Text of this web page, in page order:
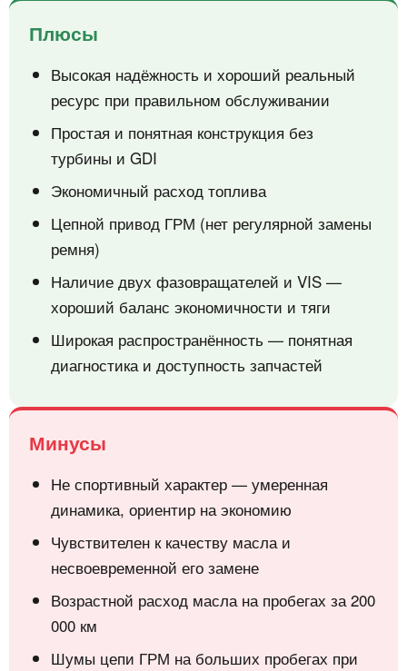
Плюсы
Высокая надёжность и хороший реальный
ресурс при правильном обслуживании
Простая и понятная конструкция без
турбины и GDI
Экономичный расход топлива
Цепной привод ГРМ (нет регулярной замены
ремня)
Наличие двух фазовращателей и VIS —
хороший баланс экономичности и тяги
Широкая распространённость — понятная
диагностика и доступность запчастей
Минусы
Не спортивный характер — умеренная
динамика, ориентир на экономию
Чувствителен к качеству масла и
несвоевременной его замене
Возрастной расход масла на пробегах за 200
000 км
Шумы цепи ГРМ на больших пробегах при